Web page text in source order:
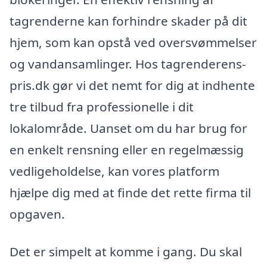
tagrenderne kan forhindre skader på dit
hjem, som kan opstå ved oversvømmelser
og vandansamlinger. Hos tagrenderens-
pris.dk gør vi det nemt for dig at indhente
tre tilbud fra professionelle i dit
lokalområde. Uanset om du har brug for
en enkelt rensning eller en regelmæssig
vedligeholdelse, kan vores platform
hjælpe dig med at finde det rette firma til
opgaven.
Det er simpelt at komme i gang. Du skal